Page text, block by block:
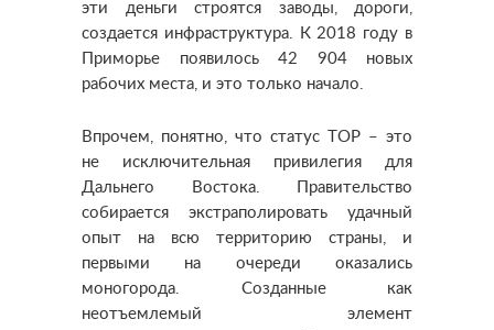
эти деньги строятся заводы, дороги,
создается инфраструктура. К 2018 году в
Приморье появилось 42 904 новых
рабочих места, и это только начало.
Впрочем, понятно, что статус ТОР – это
не исключительная привилегия для
Дальнего Востока. Правительство
собирается экстраполировать удачный
опыт на всю территорию страны, и
первыми на очереди оказались
моногорода. Созданные как
неотъемлемый элемент